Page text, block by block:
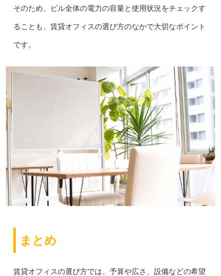
そのため、ビル全体の電力の容量と使用状況をチェックす
ることも、賃貸オフィスの選び方のなかで大切なポイント
です。
まとめ
賃貸オフィスの選び方では、予算や広さ、設備などの希望